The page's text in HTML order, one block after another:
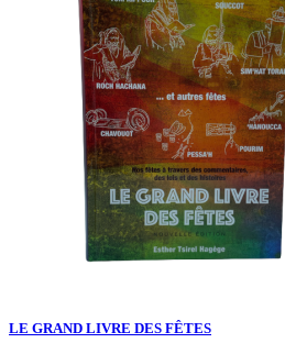
LE GRAND LIVRE DES FÊTES